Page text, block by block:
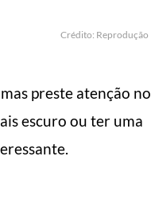
Crédito: Reprodução
preste atenção no
escuro ou ter uma